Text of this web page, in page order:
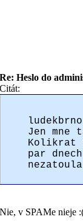
Re: Heslo do
Citát:
Jen mne
Kolikrat
par
Nie, v SPAMe nieje